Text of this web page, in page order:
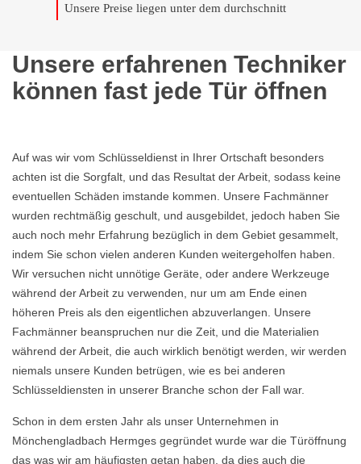
Unsere Preise liegen unter dem durchschnitt
Unsere erfahrenen Techniker
können fast jede Tür öffnen
Auf was wir vom Schlüsseldienst in Ihrer Ortschaft besonders
achten ist die Sorgfalt, und das Resultat der Arbeit, sodass keine
eventuellen Schäden imstande kommen. Unsere Fachmänner
wurden rechtmäßig geschult, und ausgebildet, jedoch haben Sie
auch noch mehr Erfahrung bezüglich in dem Gebiet gesammelt,
indem Sie schon vielen anderen Kunden weitergeholfen haben.
Wir versuchen nicht unnötige Geräte, oder andere Werkzeuge
während der Arbeit zu verwenden, nur um am Ende einen
höheren Preis als den eigentlichen abzuverlangen. Unsere
Fachmänner beanspruchen nur die Zeit, und die Materialien
während der Arbeit, die auch wirklich benötigt werden, wir werden
niemals unsere Kunden betrügen, wie es bei anderen
Schlüsseldiensten in unserer Branche schon der Fall war.
Schon in dem ersten Jahr als unser Unternehmen in
Mönchengladbach Hermges gegründet wurde war die Türöffnung
das was wir am häufigsten getan haben, da dies auch die